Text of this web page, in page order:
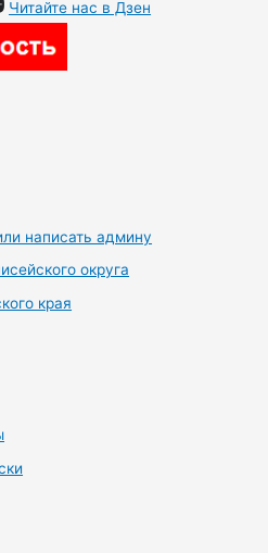
Читайте нас в Дзен
написать админу
округа
края